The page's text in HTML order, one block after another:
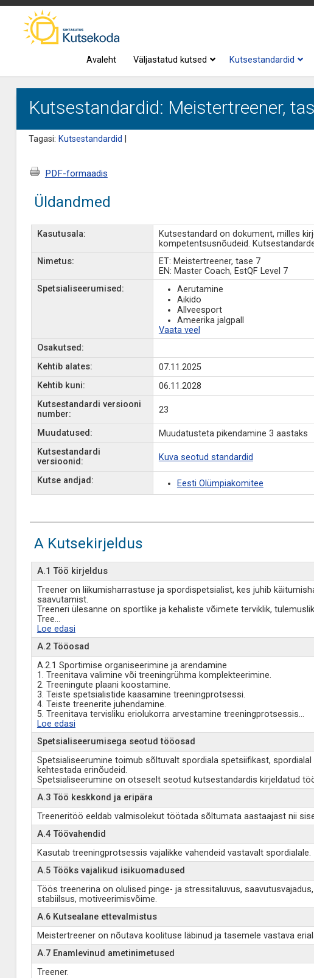
Avaleht Väljastatud kutsed Kutsestandardid
Kutsestandardid: Meistertreener,
Tagasi: Kutsestandardid
PDF-formaadis
Üldandmed
Kasutusala:
Kutsestandard on dokument, milles
kompetentsusnõudeid.
Nimetus:
ET: Meistertreener, tase 7
EN: Master Coach, EstQF Level 7
Spetsialiseerumised:
Aerutamine
Aikido
Allveesport
Ameerika jalgpall
Vaata veel
Osakutsed:
Kehtib alates:
07.11.2025
Kehtib kuni:
06.11.2028
Kutsestandardi versiooni
number:
23
Muudatused:
Muudatusteta pikendamine 3 aastaks
Kutsestandardi
versioonid:
Kuva seotud standardid
Kutse andjad: Eesti Olümpiakomitee
A Kutsekirjeldus
A.1 Töö kirjeldus
Treener on liikumisharrastuse ja spordispetsialist, kes juhib
saavutamist.
Treeneri ülesanne on sportlike ja kehaliste võimete terviklik,
Tree...
Loe edasi
A.2 Tööosad
A.2.1 Sportimise organiseerimine ja arendamine
1. Treenitava valimine või treeningrühma komplekteerimine.
2. Treeningute plaani koostamine.
3. Teiste spetsialistide kaasamine treeningprotsessi.
4. Teiste treenerite juhendamine.
5. Treenitava tervisliku eriolukorra arvestamine treeningprotsessis...
Loe edasi
Spetsialiseerumisega seotud tööosad
Spetsialiseerumine toimub sõltuvalt spordiala spetsiifikast,
kehtestada erinõudeid.
Spetsialiseerumine on otseselt seotud kutsestandardis kirjeldatud
A.3 Töö keskkond ja eripära
Treeneritöö eeldab valmisolekut töötada sõltumata aastaajast nii
A.4 Töövahendid
Kasutab treeningprotsessis vajalikke vahendeid vastavalt spordialale.
A.5 Tööks vajalikud isikuomadused
Töös treenerina on olulised pinge- ja stressitaluvus,
stabiilsus, motiveerimisvõime.
A.6 Kutsealane ettevalmistus
Meistertreener on nõutava koolituse läbinud ja tasemele vastava
A.7 Enamlevinud ametinimetused
Treener.